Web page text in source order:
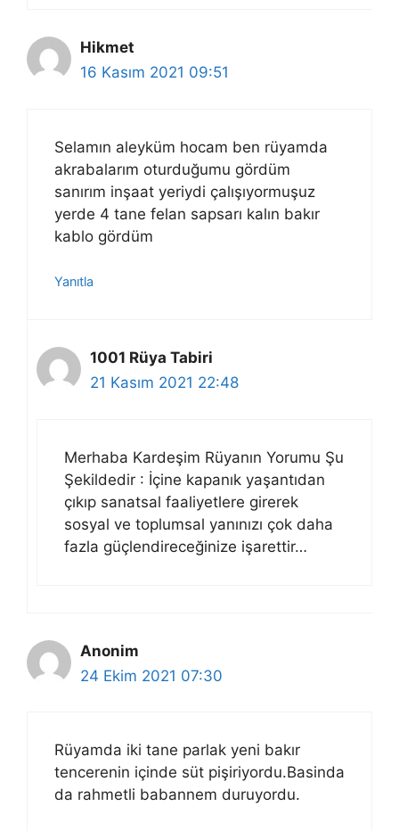
Hikmet
16 Kasım 2021 09:51
Selamın aleyküm hocam ben rüyamda
akrabalarım oturduğumu gördüm
sanırım inşaat yeriydi çalışıyormuşuz
yerde 4 tane felan sapsarı kalın bakır
kablo gördüm
Yanıtla
1001 Rüya Tabiri
21 Kasım 2021 22:48
Merhaba Kardeşim Rüyanın Yorumu Şu
Şekildedir : İçine kapanık yaşantıdan
çıkıp sanatsal faaliyetlere girerek
sosyal ve toplumsal yanınızı çok daha
fazla güçlendireceğinize işarettir…
Anonim
24 Ekim 2021 07:30
Rüyamda iki tane parlak yeni bakır
tencerenin içinde süt pişiriyordu.Basinda
da rahmetli babannem duruyordu.